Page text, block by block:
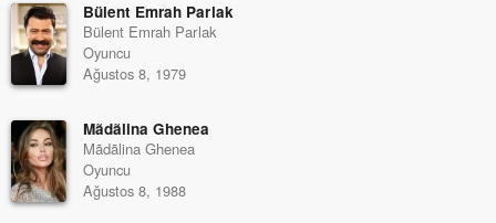
Bülent Emrah Parlak
Bülent Emrah Parlak
Oyuncu
Ağustos 8, 1979
Mãdãlina Ghenea
Mãdãlina Ghenea
Oyuncu
Ağustos 8, 1988